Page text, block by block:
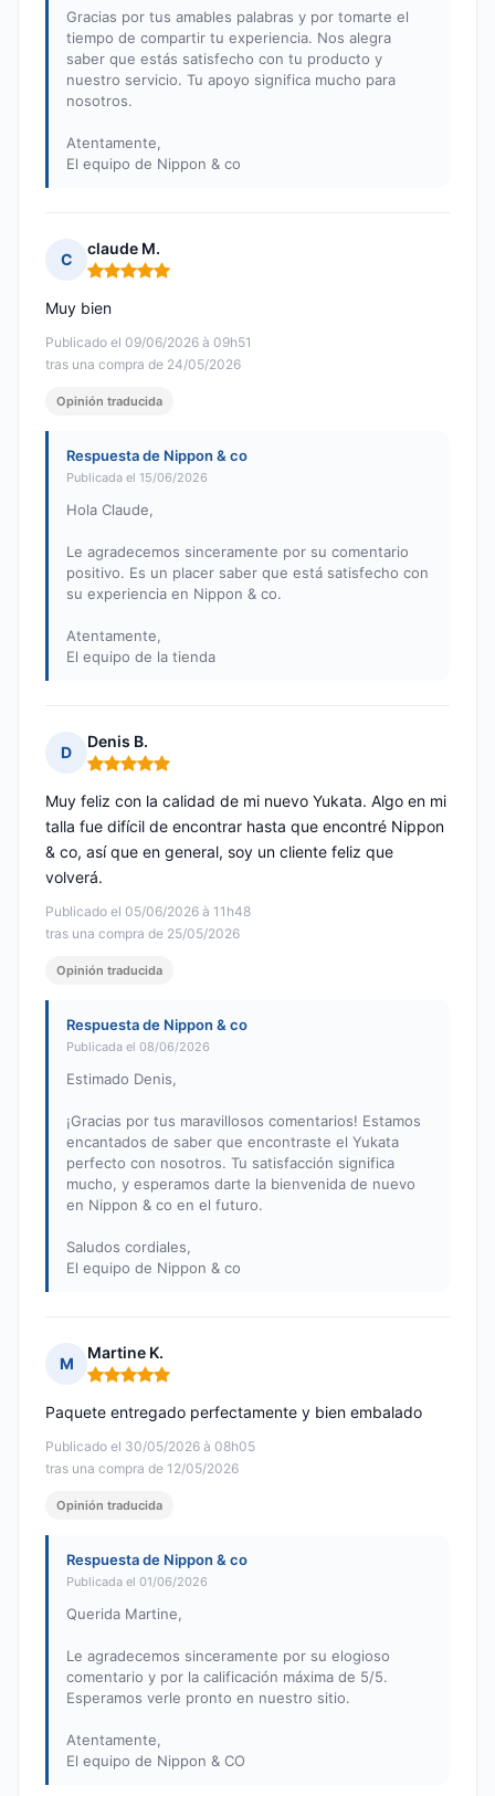
Gracias por tus amables palabras y por tomarte el
tiempo de compartir tu experiencia. Nos alegra
saber que estás satisfecho con tu producto y
nuestro servicio. Tu apoyo significa mucho para
nosotros.
Atentamente,
El equipo de Nippon & co
C
claude M.
Nota: 5 de 5
Publicado el 09/06/2026 à 09h51
tras una compra de 24/05/2026
Muy bien
Opinión traducida
Respuesta de Nippon & co
Publicada el 15/06/2026
Hola Claude,
Le agradecemos sinceramente por su comentario
positivo. Es un placer saber que está satisfecho con
su experiencia en Nippon & co.
Atentamente,
El equipo de la tienda
D
Denis B.
Nota: 5 de 5
Publicado el 05/06/2026 à 11h48
tras una compra de 25/05/2026
Muy feliz con la calidad de mi nuevo Yukata. Algo en mi
talla fue difícil de encontrar hasta que encontré Nippon
& co, así que en general, soy un cliente feliz que
volverá.
Opinión traducida
Respuesta de Nippon & co
Publicada el 08/06/2026
Estimado Denis,
¡Gracias por tus maravillosos comentarios! Estamos
encantados de saber que encontraste el Yukata
perfecto con nosotros. Tu satisfacción significa
mucho, y esperamos darte la bienvenida de nuevo
en Nippon & co en el futuro.
Saludos cordiales,
El equipo de Nippon & co
M
Martine K.
Nota: 5 de 5
Publicado el 30/05/2026 à 08h05
tras una compra de 12/05/2026
Paquete entregado perfectamente y bien embalado
Opinión traducida
Respuesta de Nippon & co
Publicada el 01/06/2026
Querida Martine,
Le agradecemos sinceramente por su elogioso
comentario y por la calificación máxima de 5/5.
Esperamos verle pronto en nuestro sitio.
Atentamente,
El equipo de Nippon & CO